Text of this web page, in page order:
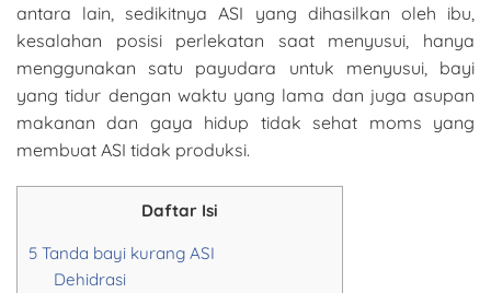
antara lain, sedikitnya ASI yang dihasilkan oleh ibu,
kesalahan posisi perlekatan saat menyusui, hanya
menggunakan satu payudara untuk menyusui, bayi
yang tidur dengan waktu yang lama dan juga asupan
makanan dan gaya hidup tidak sehat moms yang
membuat ASI tidak produksi.
Daftar Isi
5 Tanda bayi kurang ASI
Dehidrasi